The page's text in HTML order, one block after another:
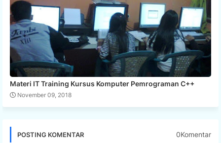
Materi IT Training Kursus Komputer Pemrograman C++
November 09, 2018
POSTING KOMENTAR 0Komentar